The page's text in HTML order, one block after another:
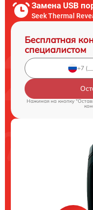
Замена USB
Seek Thermal
Бесплатная
специалистом
Нажимая на кнопку